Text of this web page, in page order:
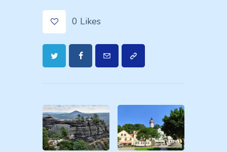
0 Likes
Navigace
pro
příspěvek